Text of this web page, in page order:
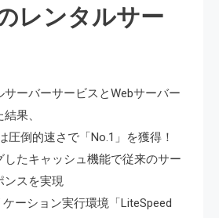
レンタルサー
サーバーサービスとWebサーバー
果、
圧倒的速さで「No.1」を獲得！
したキャッシュ機能で従来のサー
ンスを実現
ケーション実行環境「LiteSpeed